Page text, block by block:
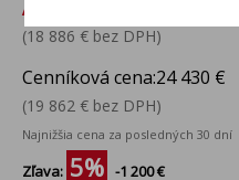
(18 886 € bez DPH)
Cenníková cena:24 430 €
(19 862 € bez DPH)
Najnižšia cena za posledných 30 dní
Zľava: 5% -1 200 €